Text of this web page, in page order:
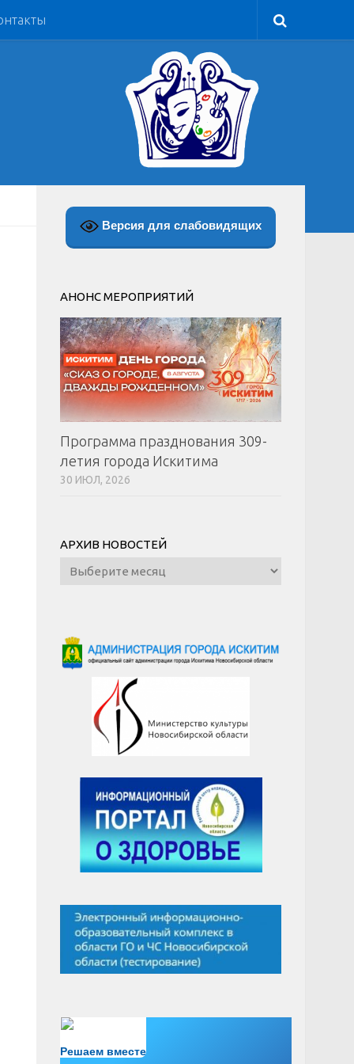
Версия для слабовидящих
АНОНС МЕРОПРИЯТИЙ
Программа празднования 309-
летия города Искитима
30 ИЮЛ, 2026
АРХИВ НОВОСТЕЙ
Архив
новостей
Решаем вместе